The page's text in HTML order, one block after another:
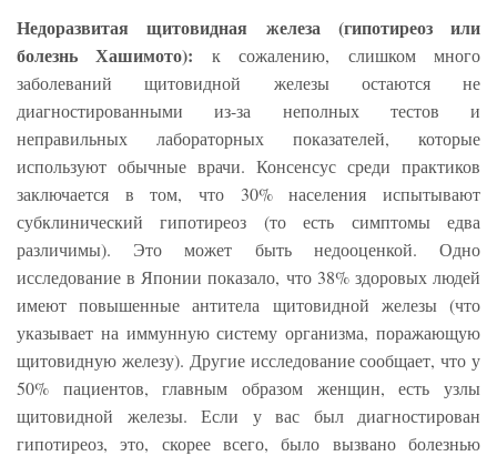
Недоразвитая щитовидная железа (гипотиреоз или
болезнь Хашимото): к сожалению, слишком много
заболеваний щитовидной железы остаются не
диагностированными из-за неполных тестов и
неправильных лабораторных показателей, которые
используют обычные врачи. Консенсус среди практиков
заключается в том, что 30% населения испытывают
субклинический гипотиреоз (то есть симптомы едва
различимы). Это может быть недооценкой. Одно
исследование в Японии показало, что 38% здоровых людей
имеют повышенные антитела щитовидной железы (что
указывает на иммунную систему организма, поражающую
щитовидную железу). Другие исследование сообщает, что у
50% пациентов, главным образом женщин, есть узлы
щитовидной железы. Если у вас был диагностирован
гипотиреоз, это, скорее всего, было вызвано болезнью